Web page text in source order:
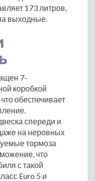
173 литров,
выходные.
7-
коробкой
обеспечивает
спереди и
на неровных
тормоза
что
с такой
Euro 5 и